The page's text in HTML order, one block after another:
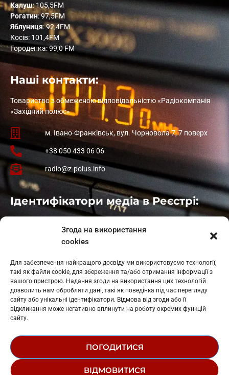
Згода на використання
cookies
Для забезпечення найкращого досвіду ми використовуємо технології,
такі як файли cookie, для збереження та/або отримання інформації з
вашого пристрою. Надання згоди на використання цих технологій
дозволить нам обробляти дані, такі як поведінка під час перегляду
сайту або унікальні ідентифікатори. Відмова від згоди або її
відкликання може негативно вплинути на роботу окремих функцій
сайту.
ПОГОДИТИСЯ
ВІДМОВИТИСЯ
Калуш: 105,5FM
Рогатин: 97,5FM
Яблуниця: 92,4FM
Косів: 101,4FM
Городенка: 99,0 FM
Наші контакти:
Товариство з обмеженою відповідальністю «Радіокомпанія
«Західний полюс»
м. Івано-Франківськ, вул. Чорновола 7, 7 поверх
+38 050 433 06 06
radio@z-polus.info
Ідентифікатори медіа в Реєстрі:
: L11-01410
: L11-01801
Косів: L11-01805
Гарасимів: L11-02274
© 1995-2026 РК «ЗАХІДНИЙ ПОЛЮС»